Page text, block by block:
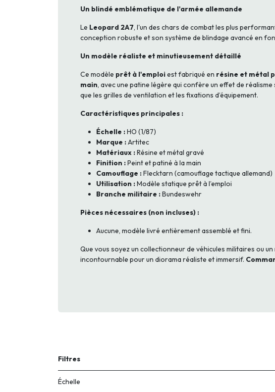
Un blindé emblématique de l'armée allemande
Le Leopard 2A7, l'un des chars de combat les plus
conception robuste et son système de blindage avancé en
Un modèle réaliste et minutieusement détaillé
Ce modèle prêt à l'emploiest fabriqué en résine et métal
main, avec une patine légère qui confère un effet de
que les grilles de ventilation et les fixations d’équipement.
Caractéristiques principales :
Échelle :HO (1/87)
Marque :Artitec
Matériaux :Résine et métal gravé
Finition :Peint et patiné à la main
Camouflage :Flecktarn (camouflage tactique allemand)
Utilisation :Modèle statique prêt à l’emploi
Branche militaire :Bundeswehr
Pièces nécessaires (non incluses) :
Aucune, modèle livré entièrement assemblé et fini.
Que vous soyez un collectionneur de véhicules militaires ou
incontournable pour un diorama réaliste et immersif.
Filtres
Échelle